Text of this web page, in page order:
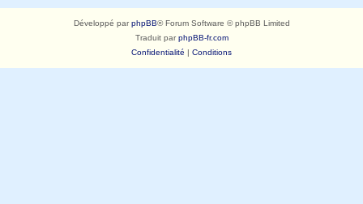
h
Développé parphpBB® Forum Software © phpBB Limited
Traduit parphpBB-fr.com
Confidentialité | Conditions